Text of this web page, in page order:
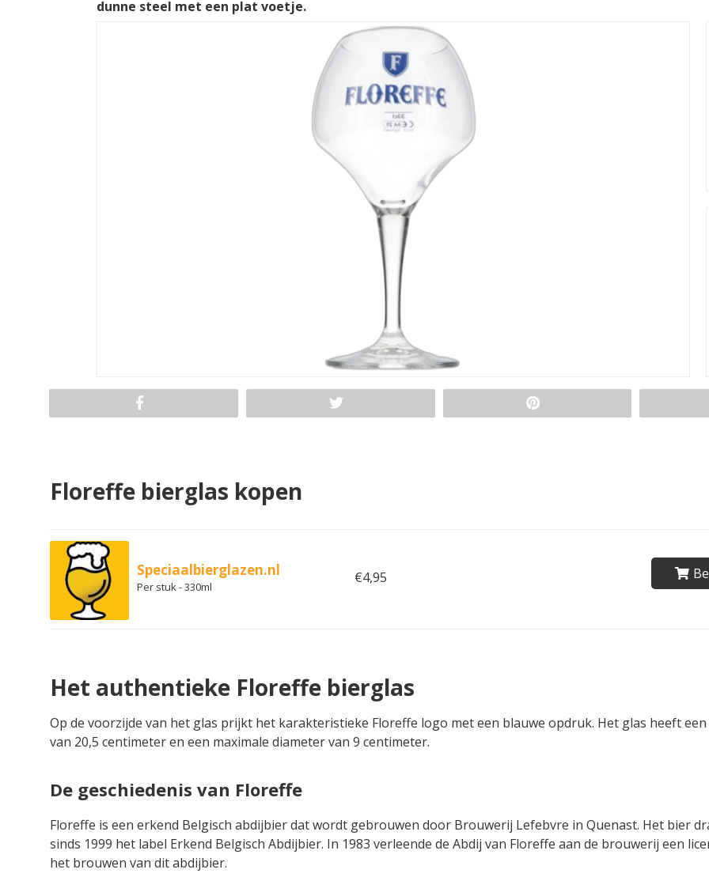
dunne steel met een plat voetje.
Floreffe bierglas kopen
Speciaalbierglazen.nl
Per stuk - 330ml
€4,95
Het authentieke Floreffe bierglas
Op de voorzijde van het glas prijkt het karakteristieke Floreffe logo met een blauwe opdruk. Het glas heeft
van 20,5 centimeter en een maximale diameter van 9 centimeter.
De geschiedenis van Floreffe
Floreffe is een erkend Belgisch abdijbier dat wordt gebrouwen door Brouwerij Lefebvre in Quenast. Het bier
sinds 1999 het label Erkend Belgisch Abdijbier. In 1983 verleende de Abdij van Floreffe aan de brouwerij een
het brouwen van dit abdijbier.